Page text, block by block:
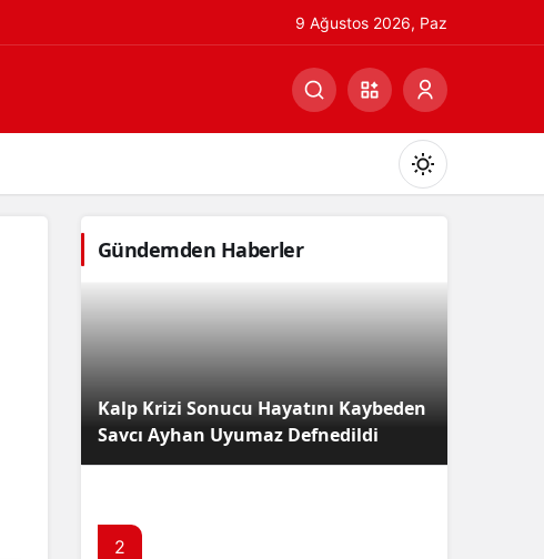
9 Ağustos 2026, Paz
Gece Modu
Gece modunu seçin.
Gündemden Haberler
Kalp Krizi Sonucu Hayatını Kaybeden
Savcı Ayhan Uyumaz Defnedildi
2